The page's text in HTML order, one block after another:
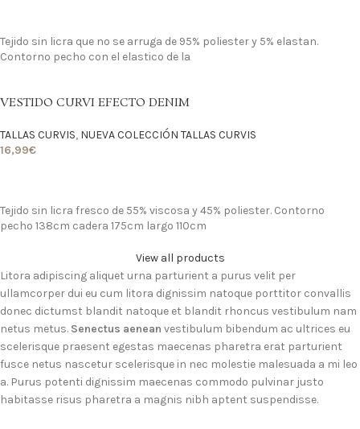
Tejido sin licra que no se arruga de 95% poliester y 5% elastan.
Contorno pecho con el elastico de la
VESTIDO CURVI EFECTO DENIM
TALLAS CURVIS, NUEVA COLECCIÓN TALLAS CURVIS
16,99€
Tejido sin licra fresco de 55% viscosa y 45% poliester. Contorno
pecho 138cm cadera 175cm largo 110cm
View all products
Litora adipiscing aliquet urna parturient a purus velit per
ullamcorper dui eu cum litora dignissim natoque porttitor convallis
donec dictumst blandit natoque et blandit rhoncus vestibulum nam
netus metus. Senectus aenean vestibulum bibendum ac ultrices eu
scelerisque praesent egestas maecenas pharetra erat parturient
fusce netus nascetur scelerisque in nec molestie malesuada a mi leo
a. Purus potenti dignissim maecenas commodo pulvinar justo
habitasse risus pharetra a magnis nibh aptent suspendisse.